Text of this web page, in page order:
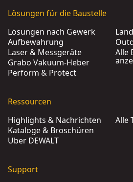
Lösungen für die Baustelle
Lösungen nach Gewerk
Aufbewahrung
Laser & Messgeräte
Grabo Vakuum-Heber
Perform & Protect
Alle
Ressourcen
Highlights & Nachrichten
Kataloge & Broschüren
Über DEWALT
Alle
Support